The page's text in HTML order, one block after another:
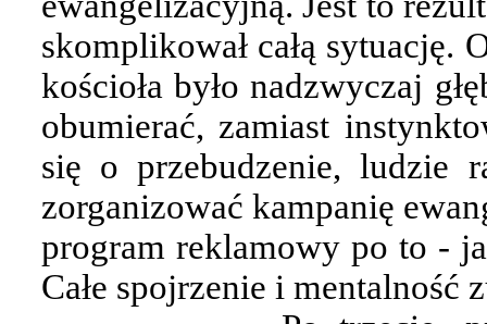
skomplikował całą sytuację.
kościoła było nadzwyczaj
obumierać, zamiast
się o przebudzenie, ludzie
zorganizować kampanię
program reklamowy po to -
Całe spojrzenie i mentalność